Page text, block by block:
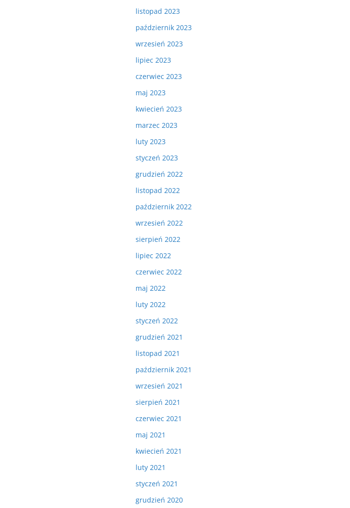
listopad 2023
październik 2023
wrzesień 2023
lipiec 2023
czerwiec 2023
maj 2023
kwiecień 2023
marzec 2023
luty 2023
styczeń 2023
grudzień 2022
listopad 2022
październik 2022
wrzesień 2022
sierpień 2022
lipiec 2022
czerwiec 2022
maj 2022
luty 2022
styczeń 2022
grudzień 2021
listopad 2021
październik 2021
wrzesień 2021
sierpień 2021
czerwiec 2021
maj 2021
kwiecień 2021
luty 2021
styczeń 2021
grudzień 2020